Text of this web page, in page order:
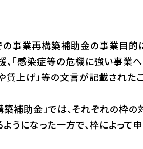
事業再構築補助金の事業目的
、「感染症等の危機に強い事業
上げ」等の文言が記載された
補助金」では、それぞれの枠
うになった一方で、枠によって